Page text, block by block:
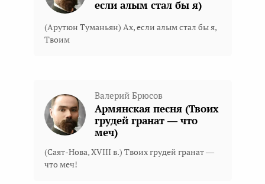
если алым стал бы я)
(Арутюн Туманьян) Ах, если алым стал бы я,
Твоим
Валерий Брюсов
Армянская песня (Твоих
грудей гранат — что
меч)
(Саят-Нова, XVIII в.) Твоих грудей гранат —
что меч!